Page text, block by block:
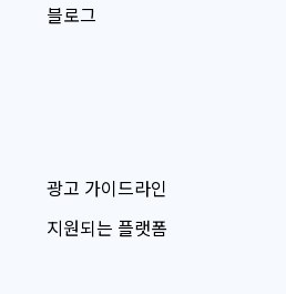
블로그
광고 가이드라인
지원되는 플랫폼